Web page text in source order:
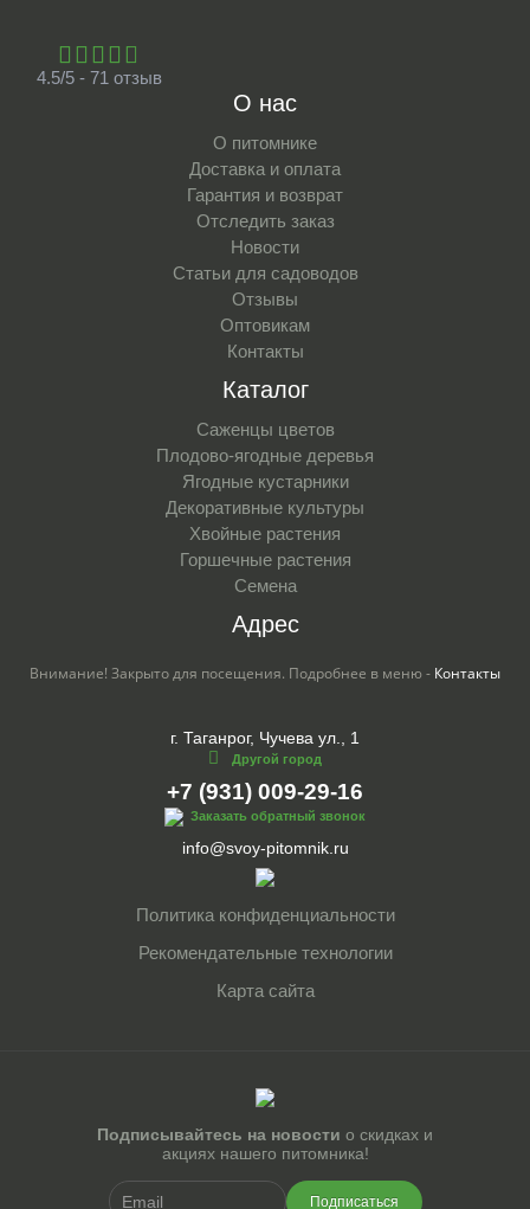
4.5/5 - 71 отзыв
О нас
О питомнике
Доставка и оплата
Гарантия и возврат
Отследить заказ
Новости
Статьи для садоводов
Отзывы
Оптовикам
Контакты
Каталог
Саженцы цветов
Плодово-ягодные деревья
Ягодные кустарники
Декоративные культуры
Хвойные растения
Горшечные растения
Семена
Адрес
Внимание! Закрыто для посещения. Подробнее в меню - Контакты
г. Таганрог, Чучева ул., 1
Другой город
+7 (931) 009-29-16
Заказать обратный звонок
info@svoy-pitomnik.ru
Политика конфиденциальности
Рекомендательные технологии
Карта сайта
Подписывайтесь на новости о скидках и
акциях нашего питомника!
Подписаться